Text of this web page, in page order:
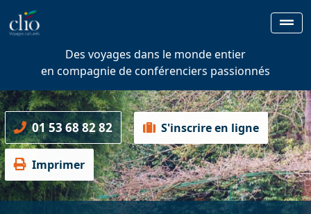
Des voyages dans le monde entier
en compagnie de conférenciers passionnés
01 53 68 82 82 S'inscrire en ligne
Imprimer